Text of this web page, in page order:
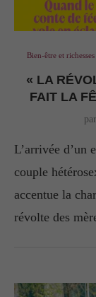
Bien-être et richesses
« LA
FAIT LA
par
L’arrivée d’un
couple
accentue la
révolte des